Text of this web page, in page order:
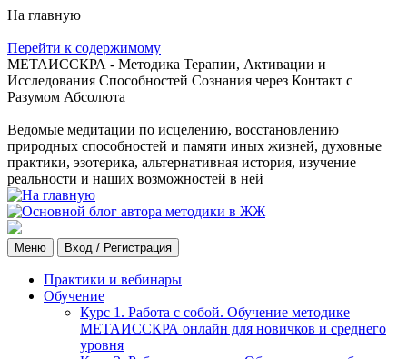
На главную
Перейти к содержимому
МЕТАИССКРА - Методика Терапии, Активации и
Исследования Способностей Сознания через Контакт с
Разумом Абсолюта
Ведомые медитации по исцелению, восстановлению
природных способностей и памяти иных жизней, духовные
практики, эзотерика, альтернативная история, изучение
реальности и наших возможностей в ней
Меню Вход / Регистрация
Практики и вебинары
Обучение
Курс 1. Работа с собой. Обучение методике
МЕТАИССКРА онлайн для новичков и среднего
уровня